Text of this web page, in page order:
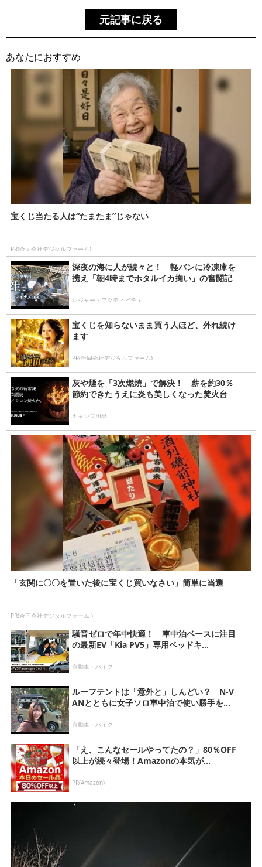
元記事に戻る
あなたにおすすめ
宝くじ当たる人は“たまたま”じゃない
PR(合同会社デジタルファーム)
深夜の海に人が続々と！ 軽バンに冷凍庫を
携え「朝4時までホタルイカ掬い」の奮闘記
レジャー・アクティビティ
宝くじを知らないまま買う人ほど、外れ続け
ます
PR(合同会社デジタルファーム)
灰や煙を「3次燃焼」で解決！ 薪を約30％
節約できたうえに炎も美しくなった焚火台
キャンプ用品
「玄関に〇〇を置いた後に宝くじ買いなさい」簡単に当選
PR(合同会社デジタルファーム )
騒音ゼロで年中快適！ 車中泊ベースに注目
の最新EV「Kia PV5」専用ベッドキ...
自動車・バイク
ルーフテントは「意外と」しんどい？ N-V
ANとともに女子ソロ車中泊で使い勝手を...
自動車・バイク
「え、こんなセールやってたの？」80％OFF
以上が続々登場！Amazonの本気が...
PR(Amazon)